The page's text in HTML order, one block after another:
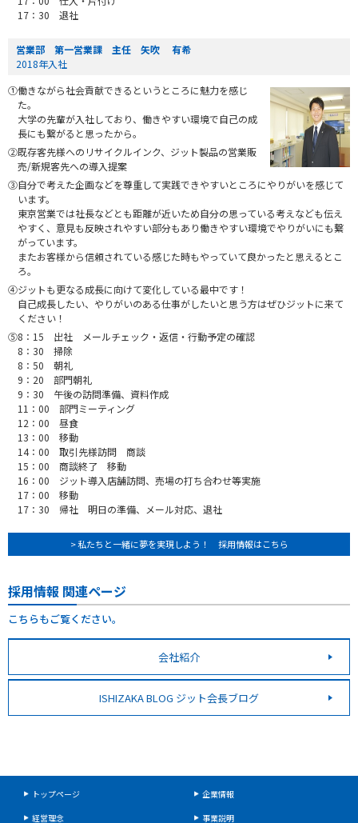
17：30 退社
営業部 第一営業課 主任 矢吹 有希
2018年入社
①働きながら社会貢献できるというところに魅力を感じ
た。
大学の先輩が入社しており、働きやすい環境で自己の成
長にも繋がると思ったから。
②既存客先様へのリサイクルインク、ジット製品の営業販
売/新規客先への導入提案
③自分で考えた企画などを尊重して実践できやすいところにやりがいを感じて
います。
東京営業では社長などとも距離が近いため自分の思っている考えなども伝え
やすく、意見も反映されやすい部分もあり働きやすい環境でやりがいにも繋
がっています。
またお客様から信頼されている感じた時もやっていて良かったと思えるとこ
ろ。
④ジットも更なる成長に向けて変化している最中です！
自己成長したい、やりがいのある仕事がしたいと思う方はぜひジットに来て
ください！
⑤8：15 出社 メールチェック・返信・行動予定の確認
8：30 掃除
8：50 朝礼
9：20 部門朝礼
9：30 午後の訪問準備、資料作成
11：00 部門ミーティング
12：00 昼食
13：00 移動
14：00 取引先様訪問 商談
15：00 商談終了 移動
16：00 ジット導入店舗訪問、売場の打ち合わせ等実施
17：00 移動
17：30 帰社 明日の準備、メール対応、退社
> 私たちと一緒に夢を実現しよう！ 採用情報はこちら
採用情報 関連ページ
こちらもご覧ください。
会社紹介
ISHIZAKA BLOG ジット会長ブログ
トップページ
企業情報
経営理念
事業説明